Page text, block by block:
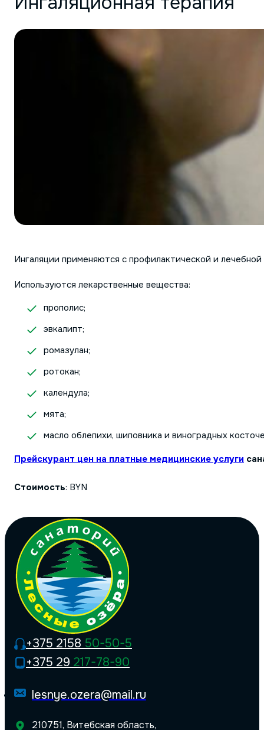
Ингаляции применяются с профилактической и
Используются лекарственные вещества:
прополис;
эвкалипт;
ромазулан;
ротокан;
календула;
мята;
масло облепихи, шиповника и виноградных
Прейскурант цен на платные медицинские услуги
Стоимость: BYN
+375 2158 50-50-5
+375 29 217-78-90
lesnye.ozera@mail.ru
210751, Витебская область,